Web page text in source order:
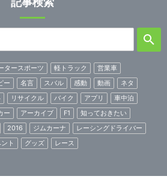
タースポーツ 軽トラック
営業車
ー 名言 スバル 感動 動画
ネタ
リサイクル バイク アプリ
車中泊
ー アーカイブ F1
知っておきたい
2016 ジムカーナ
レーシングドライバー
ト グッズ レース